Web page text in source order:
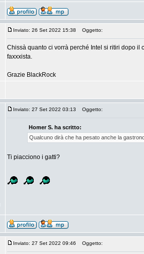
Inviato: 26 Set 2022 15:38 Oggetto:
Chissà quanto ci vorrà perché Intel si ritiri dopo il
faxxxista.
Grazie BlackRock
Inviato: 27 Set 2022 03:13 Oggetto:
Homer S. ha scritto:
Qualcuno dirà che ha pesato anche la
Ti piacciono i gatti?
Inviato: 27 Set 2022 09:46 Oggetto: